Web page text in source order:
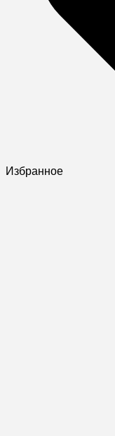
Избранное